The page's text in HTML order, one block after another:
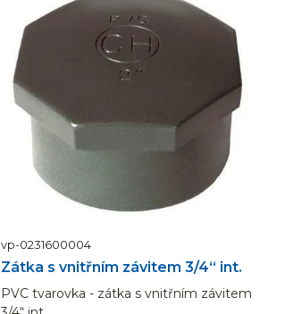
vp-0231600004
Zátka s vnitřním závitem 3/4“ int.
PVC tvarovka - zátka s vnitřním závitem